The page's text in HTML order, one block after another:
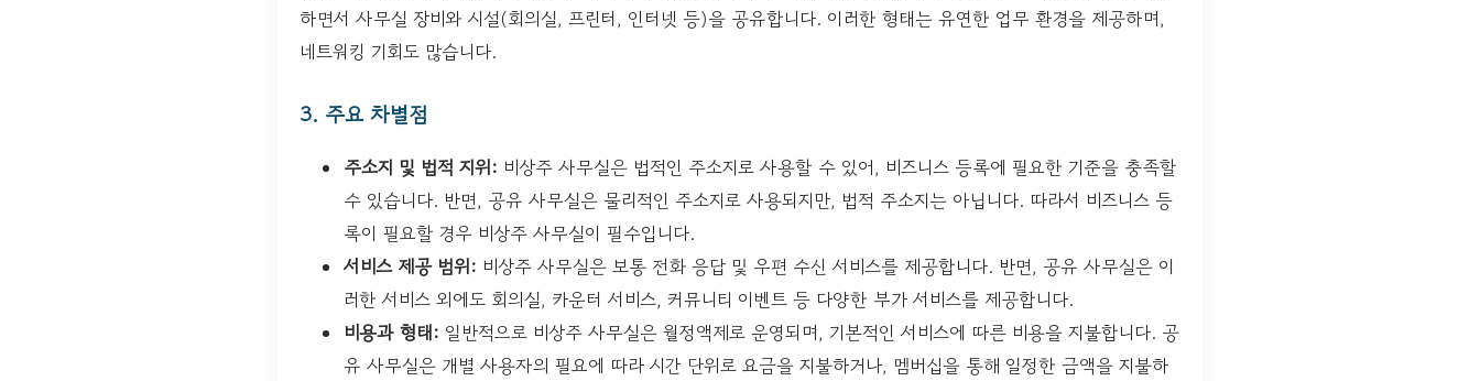
하면서 사무실 장비와 시설(회의실, 프린터, 인터넷 등)을 공유합니다. 이러한 형태는 유연한 업무 환경을 제공하며,
네트워킹 기회도 많습니다.
3. 주요 차별점
주소지 및 법적 지위: 비상주 사무실은 법적인 주소지로 사용할 수 있어, 비즈니스 등록에 필요한 기준을 충족할
수 있습니다. 반면, 공유 사무실은 물리적인 주소지로 사용되지만, 법적 주소지는 아닙니다. 따라서 비즈니스 등
록이 필요할 경우 비상주 사무실이 필수입니다.
서비스 제공 범위: 비상주 사무실은 보통 전화 응답 및 우편 수신 서비스를 제공합니다. 반면, 공유 사무실은 이
러한 서비스 외에도 회의실, 카운터 서비스, 커뮤니티 이벤트 등 다양한 부가 서비스를 제공합니다.
비용과 형태: 일반적으로 비상주 사무실은 월정액제로 운영되며, 기본적인 서비스에 따른 비용을 지불합니다. 공
유 사무실은 개별 사용자의 필요에 따라 시간 단위로 요금을 지불하거나, 멤버십을 통해 일정한 금액을 지불하